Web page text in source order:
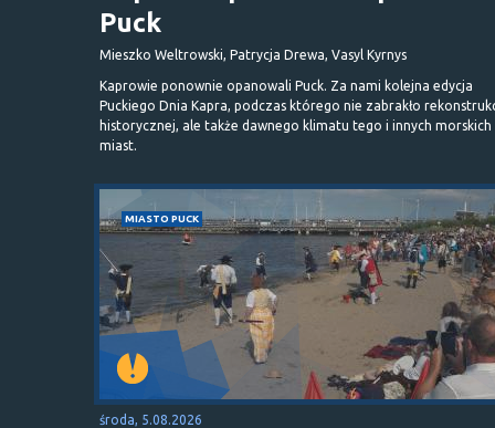
Puck
Mieszko Weltrowski, Patrycja Drewa, Vasyl Kyrnys
Kaprowie ponownie opanowali Puck. Za nami kolejna edycja
Puckiego Dnia Kapra, podczas którego nie zabrakło
historycznej, ale także dawnego klimatu tego i innych morskich
miast.
MIASTO PUCK
środa, 5.08.2026